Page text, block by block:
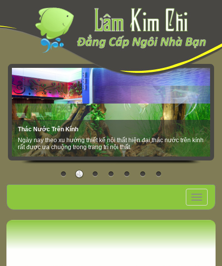
Thác Nước Trên Kính
Ngày nay theo xu hướng thiết kế nội thất hiện đại,thác nước trên kính
rất được ưa chuộng trong trang trí nội thất.
Toggle
navigation